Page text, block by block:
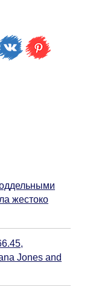
жестоко
Jones and